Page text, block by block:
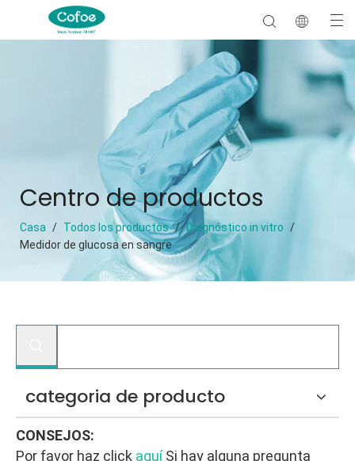
Centro de productos
Casa / Todos los productos / Diagnóstico in vitro /
Medidor de glucosa en sangre
categoria de producto
CONSEJOS:
Por favor haz click aquí Si hay alguna pregunta